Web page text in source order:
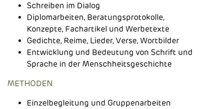
Schreiben im Dialog
Diplomarbeiten, Beratungsprotokolle,
Konzepte, Fachartikel und Werbetexte
Gedichte, Reime, Lieder, Verse, Wortbilder
Entwicklung und Bedeutung von Schrift und
Sprache in der Menschheitsgeschichte
METHODEN
Einzelbegleitung und Gruppenarbeiten